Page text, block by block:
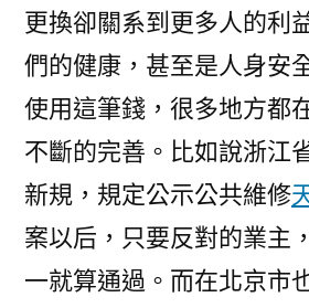
更換卻關系到更多人的利
們的健康，甚至是人身安
使用這筆錢，很多地方都
不斷的完善。比如說浙江
新規，規定公示公共維修
案以后，只要反對的業主
一就算通過。而在北京市